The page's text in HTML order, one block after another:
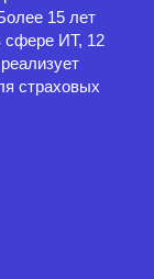
15 лет
сфере ИТ, 12
страховых